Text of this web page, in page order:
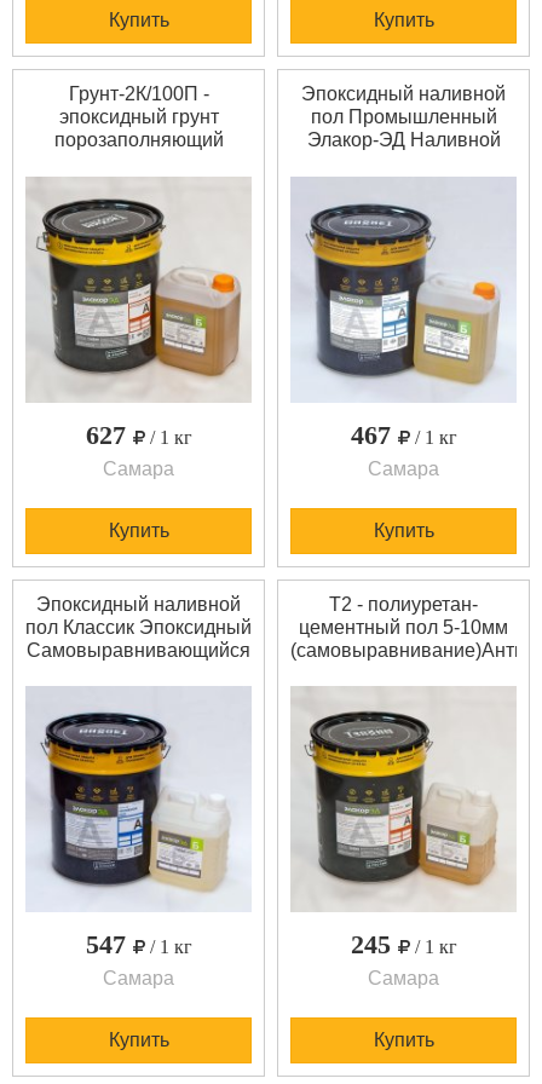
Купить Купить
Грунт-2К/100П -
эпоксидный грунт
порозаполняющий
порозаполняющая
эпоксидная грунтовка по
бетону -
двухкомпонентная. Для
грунтования
минеральных
капиллярно пористых и
металлических
и полиур
627
/ 1 кг
Самара
Купить
Эпоксидный наливной
пол Промышленный
Элакор-ЭД Наливной
самовыравнивающийся
двухкомпонентный
состав для устройства
наливных и
кварцнаполненных
покрытий полов в
помещениях со
средними и высокими
нагрузками и фактурных
467
/ 1 кг
Самара
Купить
Эпоксидный наливной
пол Классик Эпоксидный
Самовыравнивающийся
двухкомпонентный
состав. После
полимеризации образует
покрытие с высокоми
декоративными
свойствами, высокой
прочностью и
износостойкостью,
547
/ 1 кг
Самара
Купить
Т2 - полиуретан-
цементный пол 5-10мм
двухкомпонентная
эпоксидная. Высокая
атмосферостойкость,
антикоррозионная и
химическая стойкость.
Прошел испытания в
независимой
(аккредитованной) ла
245
/ 1 кг
Самара
Купить